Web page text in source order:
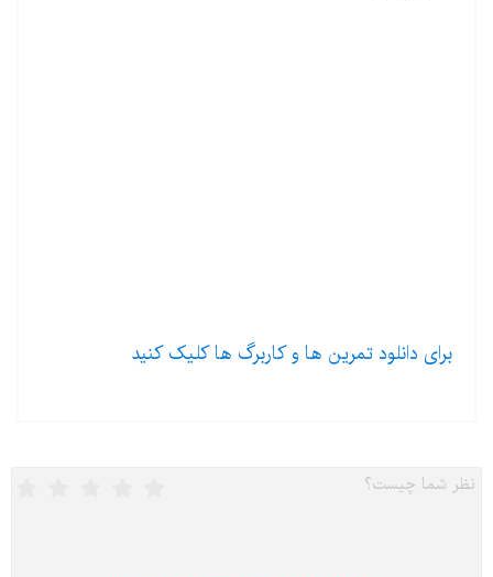
برای دانلود تمرین ها و کاربرگ ها کلیک کنید